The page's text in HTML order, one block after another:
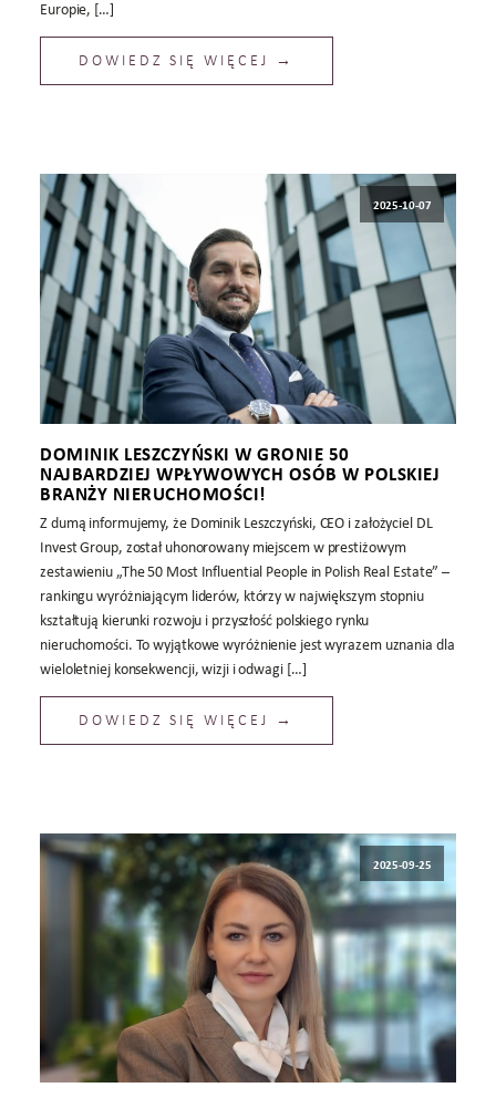
Europie, […]
DOWIEDZ SIĘ WIĘCEJ →
2025-10-07
DOMINIK LESZCZYŃSKI W GRONIE 50
NAJBARDZIEJ WPŁYWOWYCH OSÓB W POLSKIEJ
BRANŻY NIERUCHOMOŚCI!
Z dumą informujemy, że Dominik Leszczyński, CEO i założyciel DL
Invest Group, został uhonorowany miejscem w prestiżowym
zestawieniu „The 50 Most Influential People in Polish Real Estate” –
rankingu wyróżniającym liderów, którzy w największym stopniu
kształtują kierunki rozwoju i przyszłość polskiego rynku
nieruchomości. To wyjątkowe wyróżnienie jest wyrazem uznania dla
wieloletniej konsekwencji, wizji i odwagi […]
DOWIEDZ SIĘ WIĘCEJ →
2025-09-25